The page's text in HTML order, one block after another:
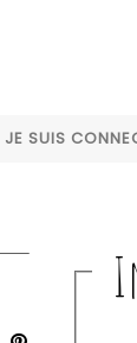
JE SUIS